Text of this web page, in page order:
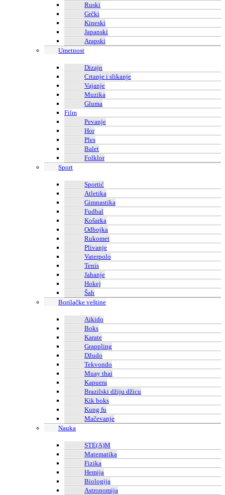
Ruski
Grčki
Kineski
Japanski
Arapski
Umetnost
Dizajn
Crtanje i slikanje
Vajanje
Muzika
Gluma
Film
Pevanje
Hor
Ples
Balet
Folklor
Sport
Sportić
Atletika
Gimnastika
Fudbal
Košarka
Odbojka
Rukomet
Plivanje
Vaterpolo
Tenis
Jahanje
Hokej
Šah
Borilačke veštine
Aikido
Boks
Karate
Grappling
Džudo
Tekvondo
Muay thai
Kapuera
Brazilski džiju džicu
Kik boks
Kung fu
Mačevanje
Nauka
STE(A)M
Matematika
Fizika
Hemija
Biologija
Astronomija